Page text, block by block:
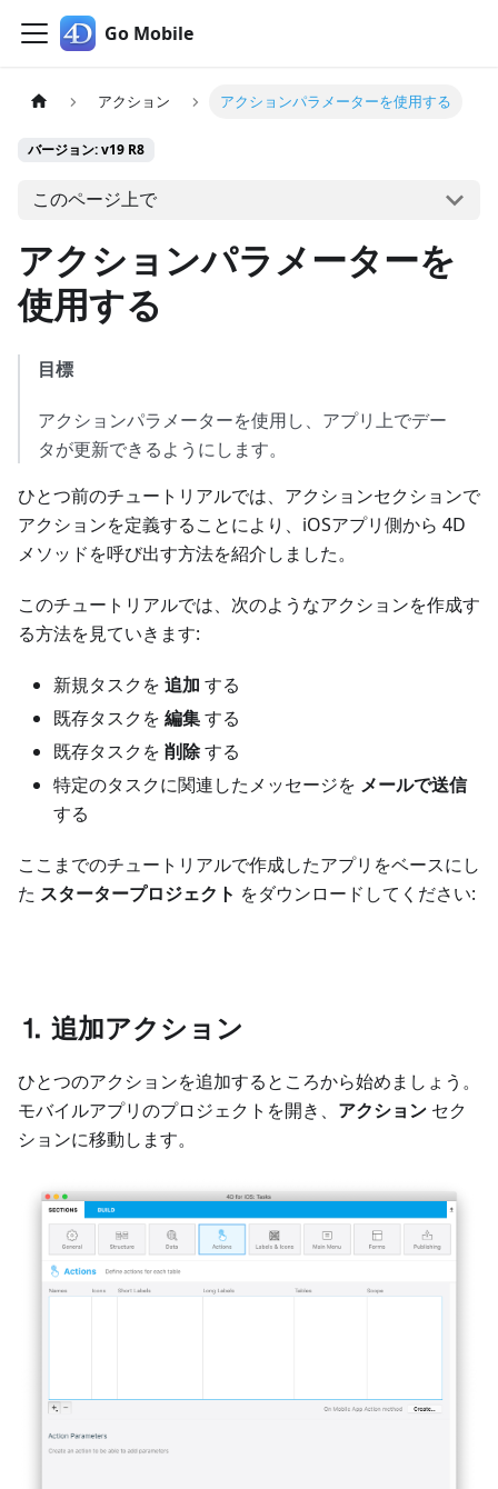
Go Mobile
アクション アクションパラメーターを使用する
バージョン: v19 R8
このページ上で
アクションパラメーターを
使用する
目標
アクションパラメーターを使用し、アプリ上でデー
タが更新できるようにします。
ひとつ前のチュートリアルでは、アクションセクションで
アクションを定義することにより、iOSアプリ側から 4D
メソッドを呼び出す方法を紹介しました。
このチュートリアルでは、次のようなアクションを作成す
る方法を見ていきます:
新規タスクを 追加 する
既存タスクを 編集する
既存タスクを 削除する
特定のタスクに関連したメッセージを メールで送信
する
ここまでのチュートリアルで作成したアプリをベースにし
た スタータープロジェクト をダウンロードしてください:
⒈ 追加アクション
ひとつのアクションを追加するところから始めましょう。
モバイルアプリのプロジェクトを開き、 アクション セク
ションに移動します。